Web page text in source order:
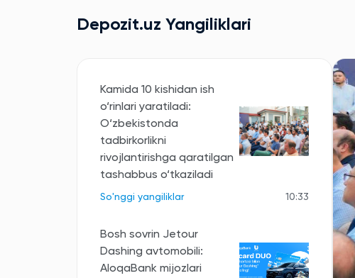
Depozit.uz Yangiliklari
Kamida 10 kishidan ish
o‘rinlari yaratiladi:
O‘zbekistonda
tadbirkorlikni
rivojlantirishga qaratilgan
tashabbus o‘tkaziladi
So'nggi yangiliklar 10:33
Bosh sovrin Jetour
Dashing avtomobili:
AloqaBank mijozlari